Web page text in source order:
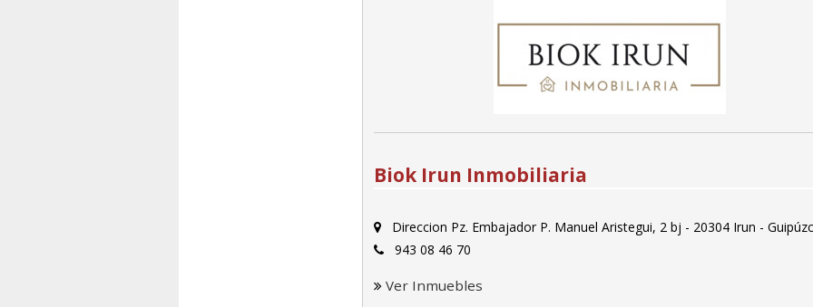
Biok Irun Inmobiliaria
Direccion Pz. Embajador P. Manuel Aristegui, 2 bj - 20304 Irun -
943 08 46 70
Ver Inmuebles